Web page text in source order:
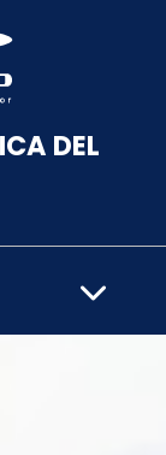
DEL